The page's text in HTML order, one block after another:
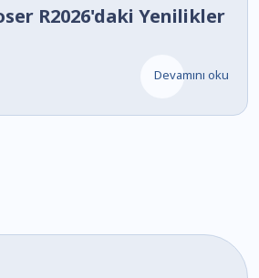
R2026'daki Yenilikler
Devamını oku